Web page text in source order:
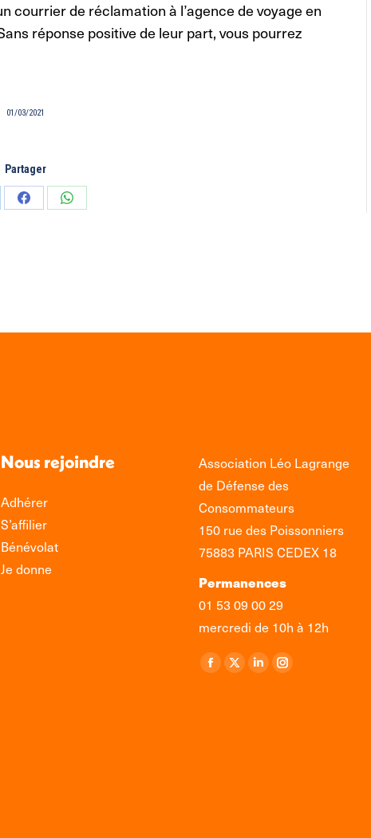
courrier de réclamation à l’agence de voyage en
réponse positivede leur part, vous pourrez
01/03/2021
Partager
PartagerPartager
Nous rejoindre
Adhérer
S’affilier
Bénévolat
Je donne
Association Léo Lagrange
de Défense des
Consommateurs
150 rue des Poissonniers
75883 PARIS CEDEX 18
Permanences
01 53 09 00 29
mercredi de 10h à 12h
Retrouvez-nous sur :
La
La
La
La